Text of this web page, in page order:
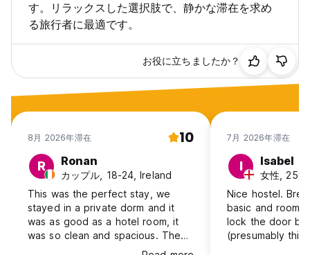
す。リラックスした選択肢で、静かな滞在を求め
る旅行者に最適です。
お役に立ちましたか？
8月 2026年滞在 10
R Ronan
カップル, 18-24, Ireland
This was the perfect stay, we
stayed in a private dorm and it
was as good as a hotel room, it
was so clean and spacious. The
cafe in reception was lovely and
7月 2026年滞在
I Isabel
女性, 25-
Nice hostel.
basic and
lock the door
(presumably